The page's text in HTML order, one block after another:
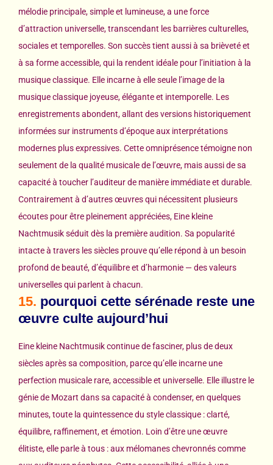
mélodie principale, simple et lumineuse, a une force
d’attraction universelle, transcendant les barrières culturelles,
sociales et temporelles. Son succès tient aussi à sa brièveté et
à sa forme accessible, qui la rendent idéale pour l’initiation à la
musique classique. Elle incarne à elle seule l’image de la
musique classique joyeuse, élégante et intemporelle. Les
enregistrements abondent, allant des versions historiquement
informées sur instruments d’époque aux interprétations
modernes plus expressives. Cette omniprésence témoigne non
seulement de la qualité musicale de l’œuvre, mais aussi de sa
capacité à toucher l’auditeur de manière immédiate et durable.
Contrairement à d’autres œuvres qui nécessitent plusieurs
écoutes pour être pleinement appréciées, Eine kleine
Nachtmusik séduit dès la première audition. Sa popularité
intacte à travers les siècles prouve qu’elle répond à un besoin
profond de beauté, d’équilibre et d’harmonie — des valeurs
universelles qui parlent à chacun.
15. pourquoi cette sérénade reste une
œuvre culte aujourd’hui
Eine kleine Nachtmusik continue de fasciner, plus de deux
siècles après sa composition, parce qu’elle incarne une
perfection musicale rare, accessible et universelle. Elle illustre le
génie de Mozart dans sa capacité à condenser, en quelques
minutes, toute la quintessence du style classique : clarté,
équilibre, raffinement, et émotion. Loin d’être une œuvre
élitiste, elle parle à tous : aux mélomanes chevronnés comme